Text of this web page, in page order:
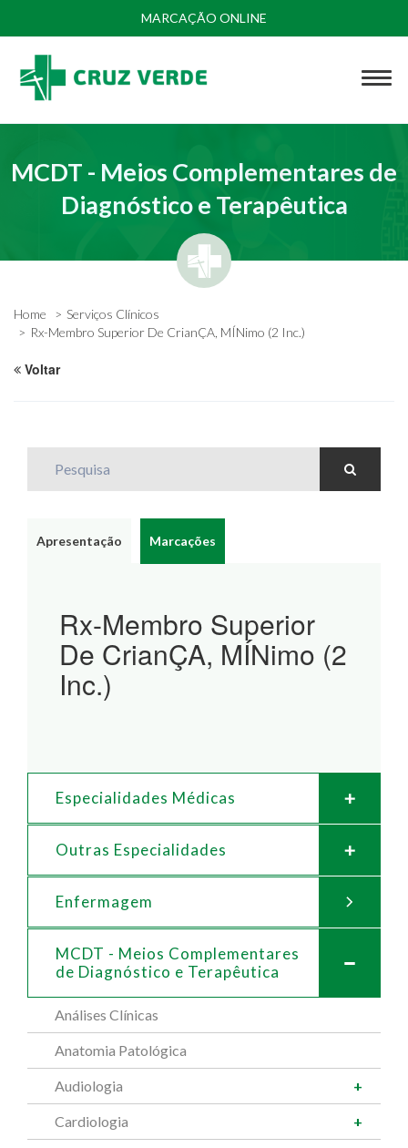
MARCAÇÃO ONLINE
MCDT - Meios Complementares de
Diagnóstico e Terapêutica
Home
Serviços Clínicos
Rx-Membro Superior De CrianÇA, MÍNimo (2 Inc.)
Voltar
Apresentação Marcações
Rx-Membro Superior
De CrianÇA, MÍNimo (2
Inc.)
Especialidades Médicas
Outras Especialidades
Enfermagem
MCDT - Meios Complementares
de Diagnóstico e Terapêutica
Análises Clínicas
Anatomia Patológica
Audiologia
Cardiologia